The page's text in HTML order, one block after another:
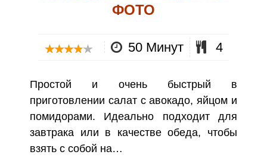
ФОТО
50 Минут 4
Простой и очень быстрый в
приготовлении салат с авокадо, яйцом и
помидорами. Идеально подходит для
завтрака или в качестве обеда, чтобы
взять с собой на…